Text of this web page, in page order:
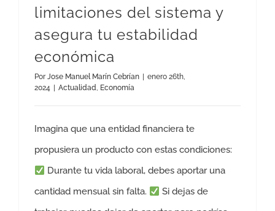
limitaciones del sistema y
asegura tu estabilidad
económica
PorJose Manuel Marín Cebrían
enero 26th,
2024
Actualidad, Economía
Imagina que una entidad financiera te
propusiera un producto con estas condiciones:
Durante tu vida laboral, debes aportar una
cantidad mensual sin falta.
Si dejas de